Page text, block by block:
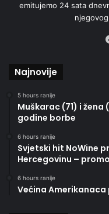
emitujemo 24 sata
Najnovije
5 hours ranije
Muškarac (71) i
godine borbe
6 hours ranije
Svjetski hit NoWine
Hercegovinu –
6 hours ranije
Većina